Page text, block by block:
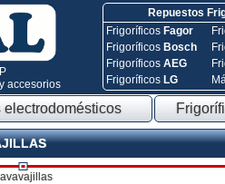
accesorios
Repuestos
Frigoríficos Fagor
Frigoríficos Bosch
FrigoríficosAEG
Frigoríficos LG